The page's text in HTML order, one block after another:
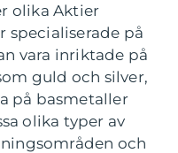
olika Aktier
specialiserade på
vara inriktade på
guld och silver,
på basmetaller
olika typer av
och